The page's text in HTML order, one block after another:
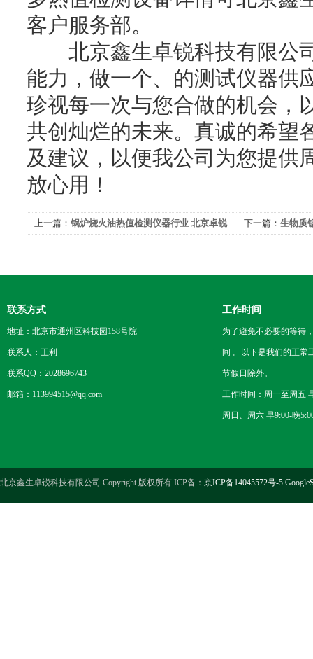
客户服务部。
北京鑫生卓锐科技有限公
能力，做一个、的测试仪器供
珍视每一次与您合做的机会，
共创灿烂的未来。真诚的希望
及建议，以便我公司为您提供
放心用！
上一篇： 锅炉烧火油热值检测仪器行业 北京卓锐
下一篇： 生物质
联系方式
地址：北京市通州区科技园158号院
联系人：王利
联系QQ：2028696743
邮箱：113994515@qq.com
工作时间
为了避免不必要的等待
间 。以下是我们的正常
节假日除外。
工作时间：周一至周五
周日、周六 早9:00-晚
北京鑫生卓锐科技有限公司 Copyright 版权所有 ICP备： 京ICP备14045572号-5